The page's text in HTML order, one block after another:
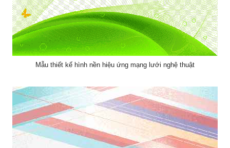
Mẫu thiết kế hình nền hiệu ứng mạng lưới nghệ thuật